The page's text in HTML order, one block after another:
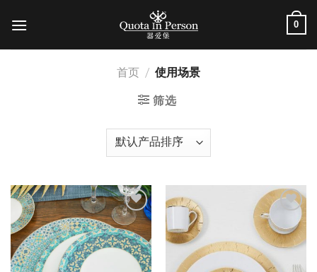
0
首页 / 使用场景
筛选
加入
心愿
单
加入
心愿
单